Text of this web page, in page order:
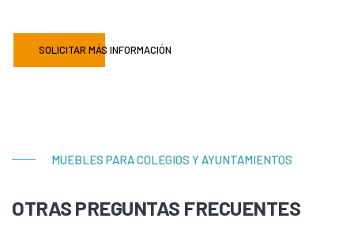
SOLICITAR MÁS INFORMACIÓN
MUEBLES PARA COLEGIOS Y AYUNTAMIENTOS
OTRAS PREGUNTAS FRECUENTES